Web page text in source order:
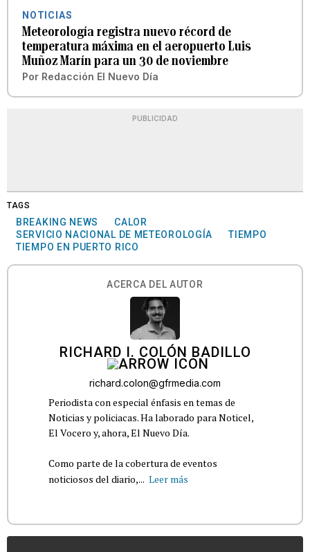
NOTICIAS
Meteorología registra nuevo récord de
temperatura máxima en el aeropuerto Luis
Muñoz Marín para un 30 de noviembre
Por Redacción El Nuevo Día
PUBLICIDAD
TAGS
BREAKING NEWS
CALOR
SERVICIO NACIONAL DE METEOROLOGÍA
TIEMPO
TIEMPO EN PUERTO RICO
ACERCA DEL AUTOR
RICHARD I. COLÓN BADILLO
richard.colon@gfrmedia.com
Periodista con especial énfasis en temas de
Noticias y policiacas. Ha laborado para Noticel,
El Vocero y, ahora, El Nuevo Día.
Como parte de la cobertura de eventos
noticiosos del diario,... Leer más